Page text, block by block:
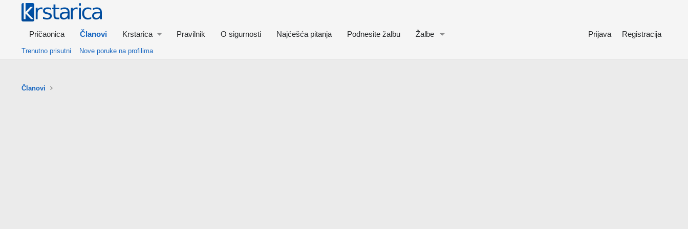
Pričaonica Članovi Krstarica Pravilnik O sigurnosti Najćešća pitanja Podnesite žalbu Žalbe Prijava Registracija
Trenutno prisutni Nove poruke na profilima
Članovi